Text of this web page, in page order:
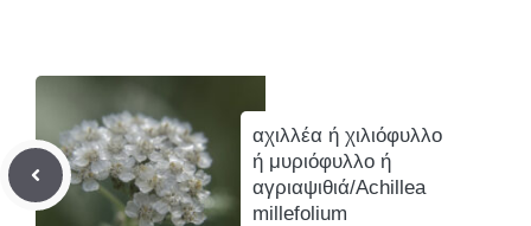
αχιλλέα ή χιλιόφυλλο
ή μυριόφυλλο ή
αγριαψιθιά/Achillea
millefolium